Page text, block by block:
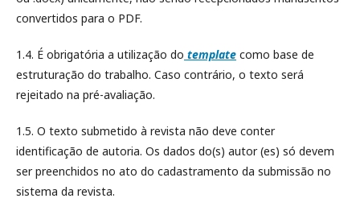
convertidos para o PDF.
1.4. É obrigatória a utilização do template como base de
estruturação do trabalho. Caso contrário, o texto será
rejeitado na pré-avaliação.
1.5. O texto submetido à revista não deve conter
identificação de autoria. Os dados do(s) autor (es) só devem
ser preenchidos no ato do cadastramento da submissão no
sistema da revista.